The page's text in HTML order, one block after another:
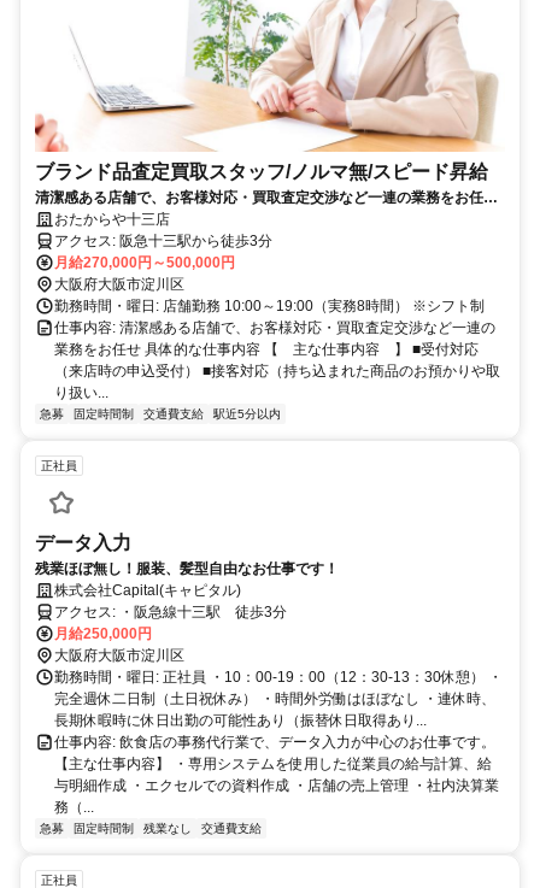
ブランド品査定買取スタッフ/ノルマ無/スピード昇給
清潔感ある店舗で、お客様対応・買取査定交渉など一連の業務をお任
せ 将来の幹部候補
おたからや十三店
アクセス: 阪急十三駅から徒歩3分
月給270,000円～500,000円
大阪府大阪市淀川区
勤務時間・曜日: 店舗勤務 10:00～19:00（実務8時間） ※シフト制
仕事内容: 清潔感ある店舗で、お客様対応・買取査定交渉など一連の
業務をお任せ 具体的な仕事内容 【 主な仕事内容 】 ■受付対応
（来店時の申込受付） ■接客対応（持ち込まれた商品のお預かりや取
り扱い...
急募 固定時間制 交通費支給 駅近5分以内
正社員
データ入力
残業ほぼ無し！服装、髪型自由なお仕事です！
株式会社Capital(キャピタル)
アクセス: ・阪急線十三駅 徒歩3分
月給250,000円
大阪府大阪市淀川区
勤務時間・曜日: 正社員 ・10：00-19：00（12：30-13：30休憩） ・
完全週休二日制（土日祝休み） ・時間外労働はほぼなし ・連休時、
長期休暇時に休日出勤の可能性あり（振替休日取得あり...
仕事内容: 飲食店の事務代行業で、データ入力が中心のお仕事です。
【主な仕事内容】 ・専用システムを使用した従業員の給与計算、給
与明細作成 ・エクセルでの資料作成 ・店舗の売上管理 ・社内決算業
務（...
急募 固定時間制 残業なし 交通費支給
正社員